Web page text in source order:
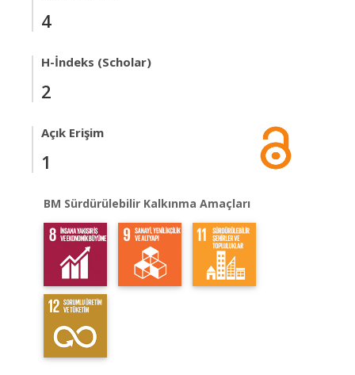
4
H-İndeks (Scholar)
2
Açık Erişim
1
BM Sürdürülebilir Kalkınma Amaçları